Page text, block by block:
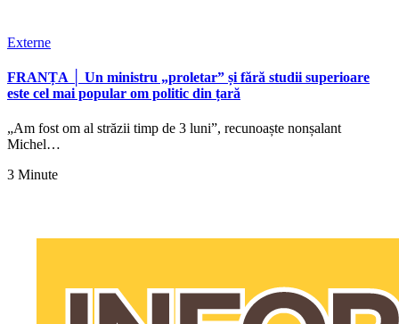
Externe
FRANȚA │ Un ministru „proletar” și fără studii superioare
este cel mai popular om politic din țară
„Am fost om al străzii timp de 3 luni”, recunoaște nonșalant
Michel…
3 Minute